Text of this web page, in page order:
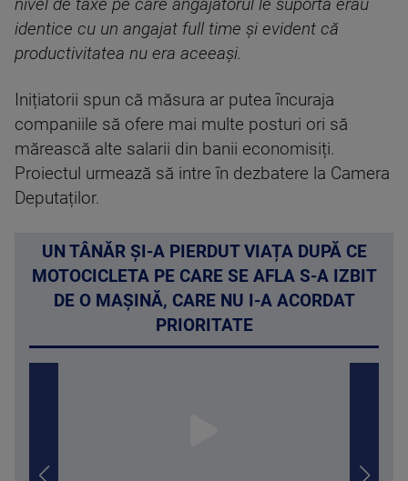
nivel de taxe pe care angajatorul le suporta erau
identice cu un angajat full time și evident că
productivitatea nu era aceeași.
Inițiatorii spun că măsura ar putea încuraja
companiile să ofere mai multe posturi ori să
mărească alte salarii din banii economisiți.
Proiectul urmează să intre în dezbatere la Camera
Deputaților.
UN TÂNĂR ȘI-A PIERDUT VIAȚA DUPĂ CE
MOTOCICLETA PE CARE SE AFLA S-A IZBIT
DE O MAȘINĂ, CARE NU I-A ACORDAT
PRIORITATE